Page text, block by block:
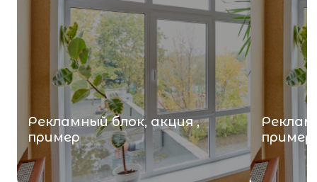
Рекламный блок, акция ,
пример
пример